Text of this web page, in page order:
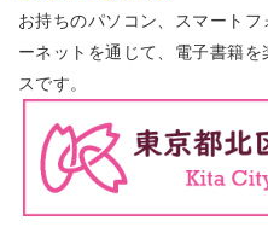
お持ちのパソコン、スマート
ーネットを通じて、電子書籍
スです。